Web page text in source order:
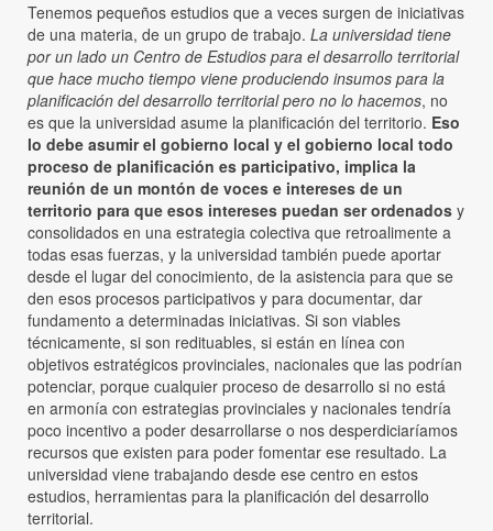
Tenemos pequeños estudios que a veces surgen de iniciativas
de una materia, de un grupo de trabajo. La universidad tiene
por un lado un Centro de Estudios para el desarrollo territorial
que hace mucho tiempo viene produciendo insumos para la
planificación del desarrollo territorial pero no lo hacemos, no
es que la universidad asume la planificación del territorio. Eso
lo debe asumir el gobierno local y el gobierno local todo
proceso de planificación es participativo, implica la
reunión de un montón de voces e intereses de un
territorio para que esos intereses puedan ser ordenados y
consolidados en una estrategia colectiva que retroalimente a
todas esas fuerzas, y la universidad también puede aportar
desde el lugar del conocimiento, de la asistencia para que se
den esos procesos participativos y para documentar, dar
fundamento a determinadas iniciativas. Si son viables
técnicamente, si son redituables, si están en línea con
objetivos estratégicos provinciales, nacionales que las podrían
potenciar, porque cualquier proceso de desarrollo si no está
en armonía con estrategias provinciales y nacionales tendría
poco incentivo a poder desarrollarse o nos desperdiciaríamos
recursos que existen para poder fomentar ese resultado. La
universidad viene trabajando desde ese centro en estos
estudios, herramientas para la planificación del desarrollo
territorial.